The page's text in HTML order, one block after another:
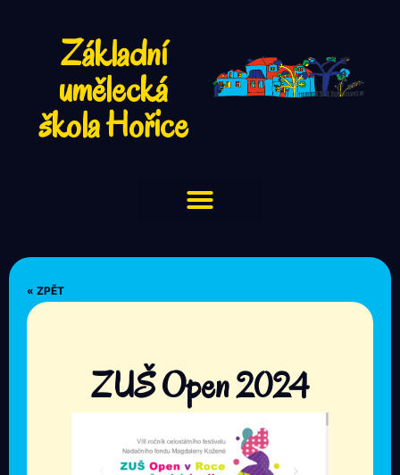
Základní
umělecká
škola Hořice
« ZPĚT
ZUŠ Open 2024